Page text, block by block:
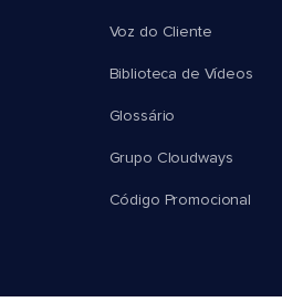
Voz do Cliente
Biblioteca de Vídeos
Glossário
Grupo Cloudways
Código Promocional